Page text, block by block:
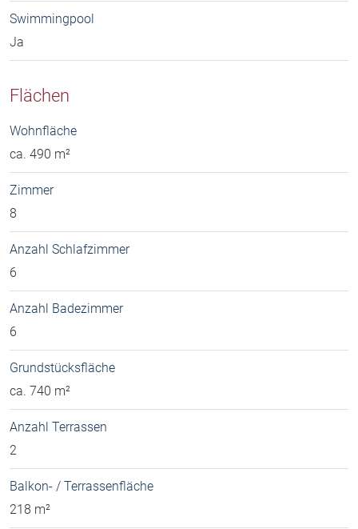
Swimmingpool
Ja
Flächen
Wohnfläche
ca. 490 m²
Zimmer
8
Anzahl Schlafzimmer
6
Anzahl Badezimmer
6
Grundstücksfläche
ca. 740 m²
Anzahl Terrassen
2
Balkon- / Terrassenfläche
218 m²